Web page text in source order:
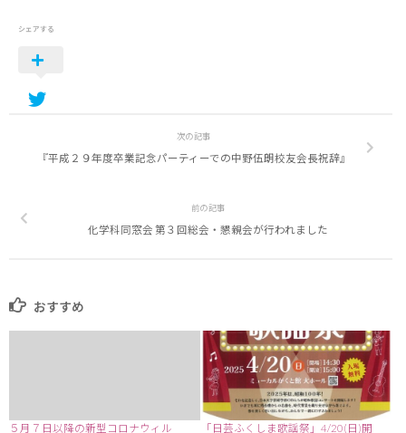
シェアする
次の記事
『平成２９年度卒業記念パーティーでの中野伍朗校友会長祝辞』
前の記事
化学科同窓会 第３回総会・懇親会が行われました
おすすめ
５月７日以降の新型コロナウィル
「日芸ふくしま歌謡祭」4/20(日)開